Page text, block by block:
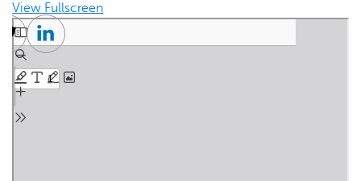
View Fullscreen
Skip to PDF content
Twitter
Linkedin